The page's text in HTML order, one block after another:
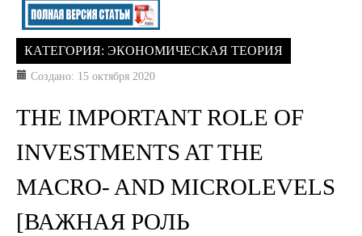
КАТЕГОРИЯ: ЭКОНОМИЧЕСКАЯ ТЕОРИЯ
Создано: 15 октября 2020
THE IMPORTANT ROLE OF
INVESTMENTS AT THE
MACRO- AND MICROLEVELS
[ВАЖНАЯ РОЛЬ